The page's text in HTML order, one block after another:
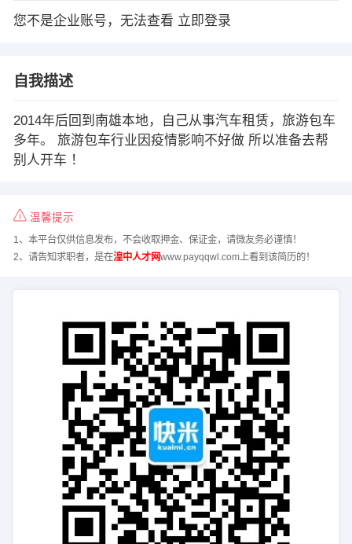
您不是企业账号，无法查看 立即登录
自我描述
2014年后回到南雄本地，自己从事汽车租赁，旅游包车
多年。 旅游包车行业因疫情影响不好做 所以准备去帮
别人开车 ！
温馨提示
1、本平台仅供信息发布，不会收取押金、保证金，请微友务必谨慎！
2、请告知求职者，是在湟中人才网www.payqqwl.com上看到该简历的！